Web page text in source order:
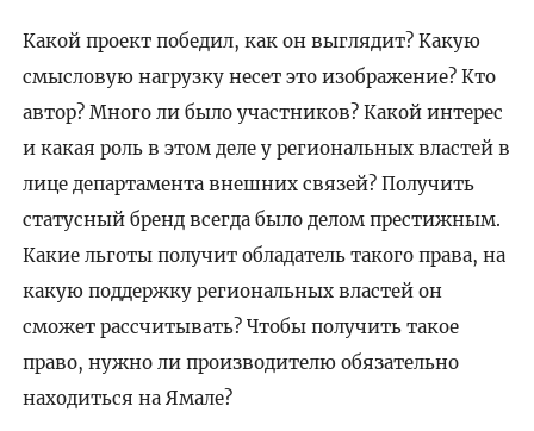
Какой проект победил, как он выглядит? Какую
смысловую нагрузку несет это изображение? Кто
автор? Много ли было участников? Какой интерес
и какая роль в этом деле у региональных властей в
лице департамента внешних связей? Получить
статусный бренд всегда было делом престижным.
Какие льготы получит обладатель такого права, на
какую поддержку региональных властей он
сможет рассчитывать? Чтобы получить такое
право, нужно ли производителю обязательно
находиться на Ямале?